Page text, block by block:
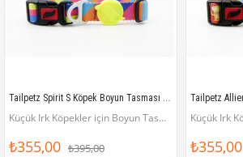
Tailpetz Spirit S Köpek Boyun Tasması (Boyun 25 cm x 40 cm)
Küçük Irk Köpekler için Boyun Tasması (Boyun çevresi 25 x 40 cm)
₺355,00 ₺395,00
₺355,00